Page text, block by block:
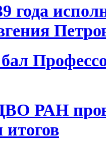
года
РАН
итогов